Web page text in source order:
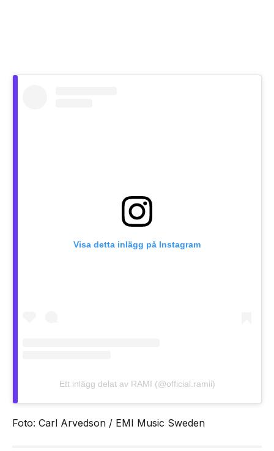
Visa detta inlägg på Instagram
Ett inlägg delat av RAMI (@official.ramii)
Foto: Carl Arvedson / EMI Music Sweden